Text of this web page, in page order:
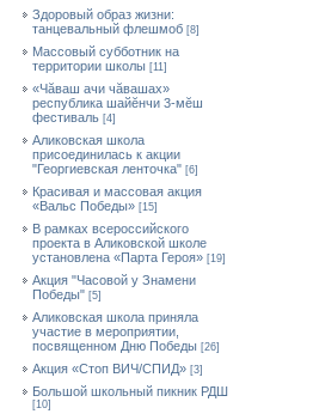
Здоровый образ жизни:
танцевальный флешмоб [8]
Массовый субботник на
территории школы [11]
«Чăваш ачи чăвашах»
республика шайĕнчи 3-мĕш
фестиваль [4]
Аликовская школа
присоединилась к акции
"Георгиевская ленточка" [6]
Красивая и массовая акция
«Вальс Победы» [15]
В рамках всероссийского
проекта в Аликовской школе
установлена «Парта Героя» [19]
Акция "Часовой у Знамени
Победы" [5]
Аликовская школа приняла
участие в мероприятии,
посвященном Дню Победы [26]
Акция «Стоп ВИЧ/СПИД» [3]
Большой школьный пикник РДШ
[10]